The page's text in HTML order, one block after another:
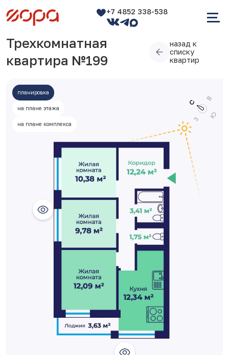
+7 4852 338-538
Трехкомнатная
квартира №199
назад к
списку
квартир
планировка
на плане этажа
на плане комплекса